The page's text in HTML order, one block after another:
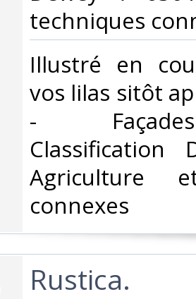
techniques
‎Illustré en
vos lilas sitôt
-
Classification
Agriculture
connexes‎
‎Rustica.‎